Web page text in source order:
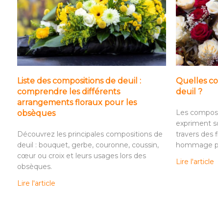
Liste des compositions de deuil :
comprendre les différents
arrangements floraux pour les
obsèques
Découvrez les principales compositions de
deuil : bouquet, gerbe, couronne, coussin,
cœur ou croix et leurs usages lors des
obsèques.
Lire l'article
Quelles
deuil ?
Les
expriment
travers des
hommage
Lire l'article